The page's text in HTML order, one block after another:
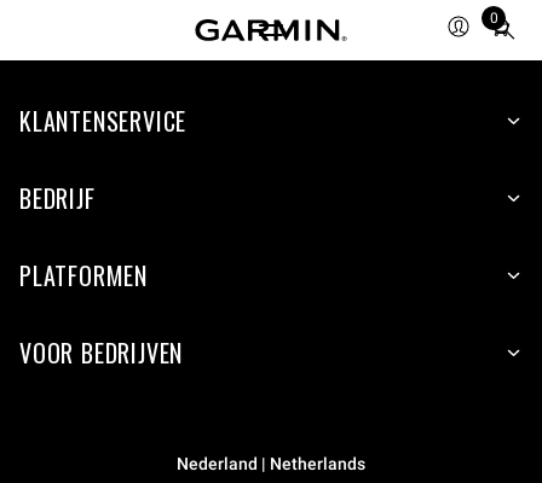
0
Total
items
cart:
KLANTENSERVICE
BEDRIJF
PLATFORMEN
VOOR BEDRIJVEN
Nederland | Netherlands